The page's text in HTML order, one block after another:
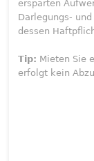
ersparten
Darlegungs-
dessen
Tip: Mieten Sie
erfolgt kein